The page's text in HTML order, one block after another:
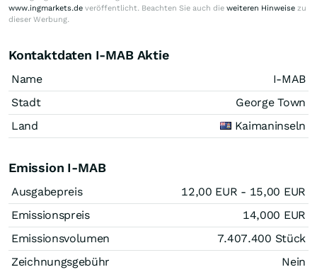
www.ingmarkets.de veröffentlicht. Beachten Sie auch die weiteren Hinweise zu
dieser Werbung.
Kontaktdaten I-MAB Aktie
Name
I-MAB
Stadt
George Town
Land
Kaimaninseln
Emission I-MAB
Ausgabepreis 12,00 EUR - 15,00 EUR
Emissionspreis
14,000 EUR
Emissionsvolumen
7.407.400 Stück
Zeichnungsgebühr
Nein